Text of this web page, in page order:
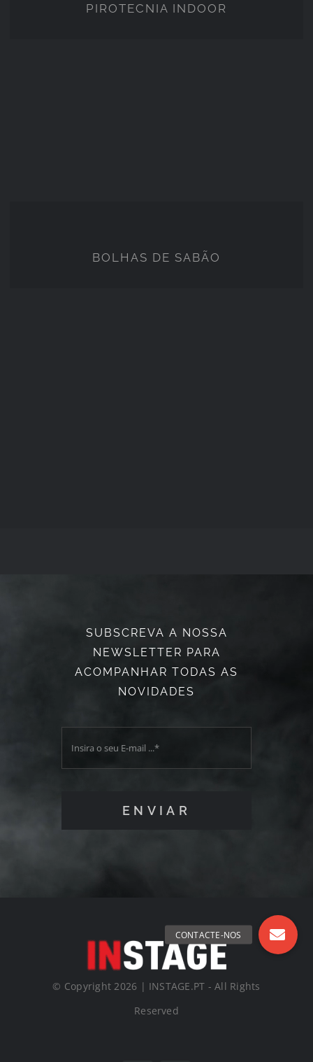
PIROTECNIA INDOOR
BOLHAS DE SABÃO
SUBSCREVA A NOSSA
NEWSLETTER PARA
ACOMPANHAR TODAS AS
NOVIDADES
ENVIAR
© Copyright 2026 | INSTAGE.PT - All Rights
Reserved